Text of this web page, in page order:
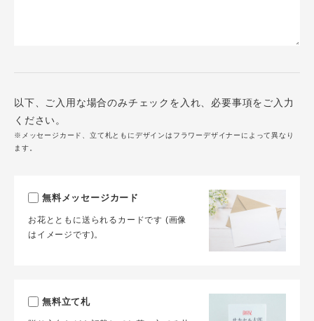
以下、ご入用な場合のみチェックを入れ、必要事項をご入力
ください。
※メッセージカード、立て札ともにデザインはフラワーデザイナーによって異なり
ます。
無料メッセージカード
お花とともに送られるカードです (画像
はイメージです)。
無料立て札